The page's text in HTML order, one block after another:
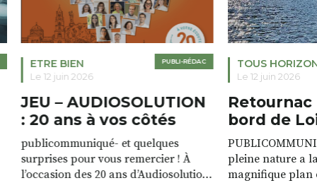
PUBLI-RÉDAC
ETRE BIEN
Le 12 juin 2026
JEU – AUDIOSOLUTION
: 20 ans à vos côtés
publicommuniqué- et quelques
surprises pour vous remercier ! À
l’occasion des 20 ans d’Audiosolution,
TOUS
Le 12 juin 2026
Retournac
bord de
pleine nature a
magnifique plan